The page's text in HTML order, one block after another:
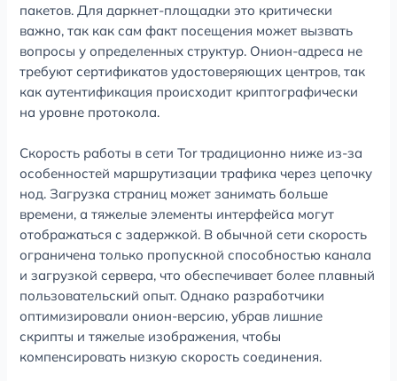
пакетов. Для даркнет-площадки это критически
важно, так как сам факт посещения может вызвать
вопросы у определенных структур. Онион-адреса не
требуют сертификатов удостоверяющих центров, так
как аутентификация происходит криптографически
на уровне протокола.
Скорость работы в сети Tor традиционно ниже из-за
особенностей маршрутизации трафика через цепочку
нод. Загрузка страниц может занимать больше
времени, а тяжелые элементы интерфейса могут
отображаться с задержкой. В обычной сети скорость
ограничена только пропускной способностью канала
и загрузкой сервера, что обеспечивает более плавный
пользовательский опыт. Однако разработчики
оптимизировали онион-версию, убрав лишние
скрипты и тяжелые изображения, чтобы
компенсировать низкую скорость соединения.